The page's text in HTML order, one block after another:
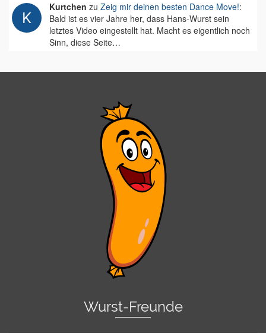
Kurtchen zu Zeig mir deinen besten Dance Move!:
Bald ist es vier Jahre her, dass Hans-Wurst sein
letztes Video eingestellt hat. Macht es eigentlich noch
Sinn, diese Seite…
Wurst-Freunde